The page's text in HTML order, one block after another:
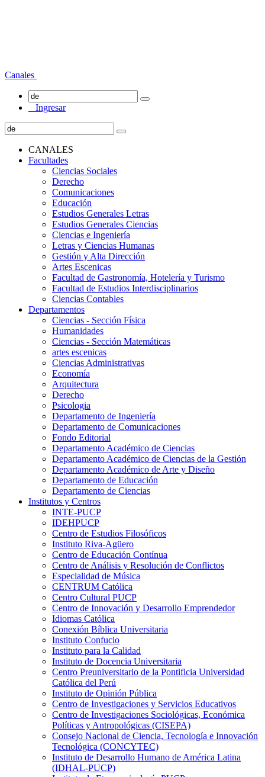
Canales
Ingresar
CANALES
Facultades
Ciencias Sociales
Derecho
Comunicaciones
Educación
Estudios Generales Letras
Estudios Generales Ciencias
Ciencias e Ingeniería
Letras y Ciencias Humanas
Gestión y Alta Dirección
Artes Escenicas
Facultad de Gastronomía, Hotelería y Turismo
Facultad de Estudios Interdisciplinarios
Ciencias Contables
Departamentos
Ciencias - Sección Física
Humanidades
Ciencias - Sección Matemáticas
artes escenicas
Ciencias Administrativas
Economía
Arquitectura
Derecho
Psicologia
Departamento de Ingeniería
Departamento de Comunicaciones
Fondo Editorial
Departamento Académico de Ciencias
Departamento Académico de Ciencias de la Gestión
Departamento Académico de Arte y Diseño
Departamento de Educación
Departamento de Ciencias
Institutos y Centros
INTE-PUCP
IDEHPUCP
Centro de Estudios Filosóficos
Instituto Riva-Agüero
Centro de Educación Contínua
Centro de Análisis y Resolución de Conflictos
Especialidad de Música
CENTRUM Católica
Centro Cultural PUCP
Centro de Innovación y Desarrollo Emprendedor
Idiomas Católica
Conexión Bíblica Universitaria
Instituto Confucio
Instituto para la Calidad
Instituto de Docencia Universitaria
Centro Preuniversitario de la Pontificia Universidad
Católica del Perú
Instituto de Opinión Pública
Centro de Investigaciones y Servicios Educativos
Centro de Investigaciones Sociológicas, Económica
Políticas y Antropológicas (CISEPA)
Consejo Nacional de Ciencia, Tecnología e Innovación
Tecnológica (CONCYTEC)
Instituto de Desarrollo Humano de América Latina
(IDHAL-PUCP)